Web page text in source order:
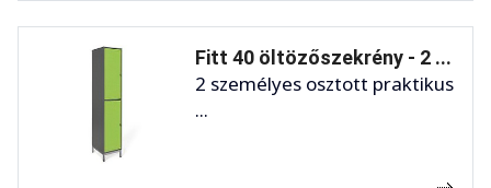
Fitt 40 öltözőszekrény - 2 ...
2 személyes osztott praktikus
...